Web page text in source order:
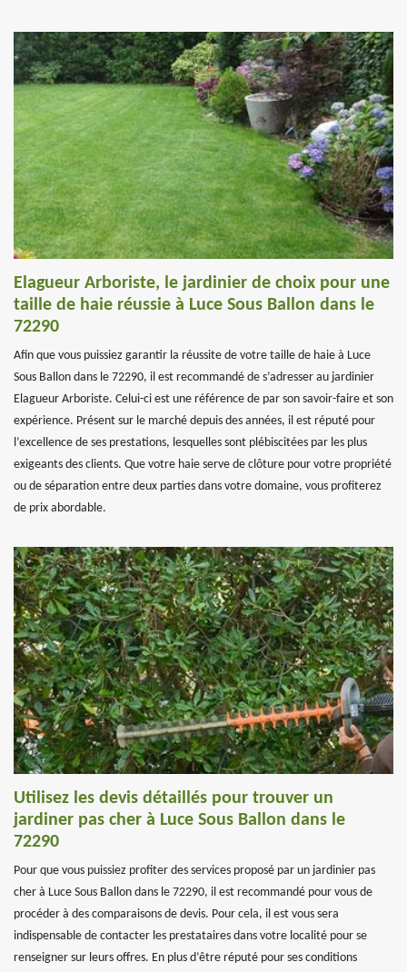
Elagueur Arboriste, le jardinier de choix pour une
taille de haie réussie à Luce Sous Ballon dans le
72290
Afin que vous puissiez garantir la réussite de votre taille de haie à Luce
Sous Ballon dans le 72290, il est recommandé de s’adresser au jardinier
Elagueur Arboriste. Celui-ci est une référence de par son savoir-faire et son
expérience. Présent sur le marché depuis des années, il est réputé pour
l’excellence de ses prestations, lesquelles sont plébiscitées par les plus
exigeants des clients. Que votre haie serve de clôture pour votre propriété
ou de séparation entre deux parties dans votre domaine, vous profiterez
de prix abordable.
Utilisez les devis détaillés pour trouver un
jardiner pas cher à Luce Sous Ballon dans le
72290
Pour que vous puissiez profiter des services proposé par un jardinier pas
cher à Luce Sous Ballon dans le 72290, il est recommandé pour vous de
procéder à des comparaisons de devis. Pour cela, il est vous sera
indispensable de contacter les prestataires dans votre localité pour se
renseigner sur leurs offres. En plus d’être réputé pour ses conditions